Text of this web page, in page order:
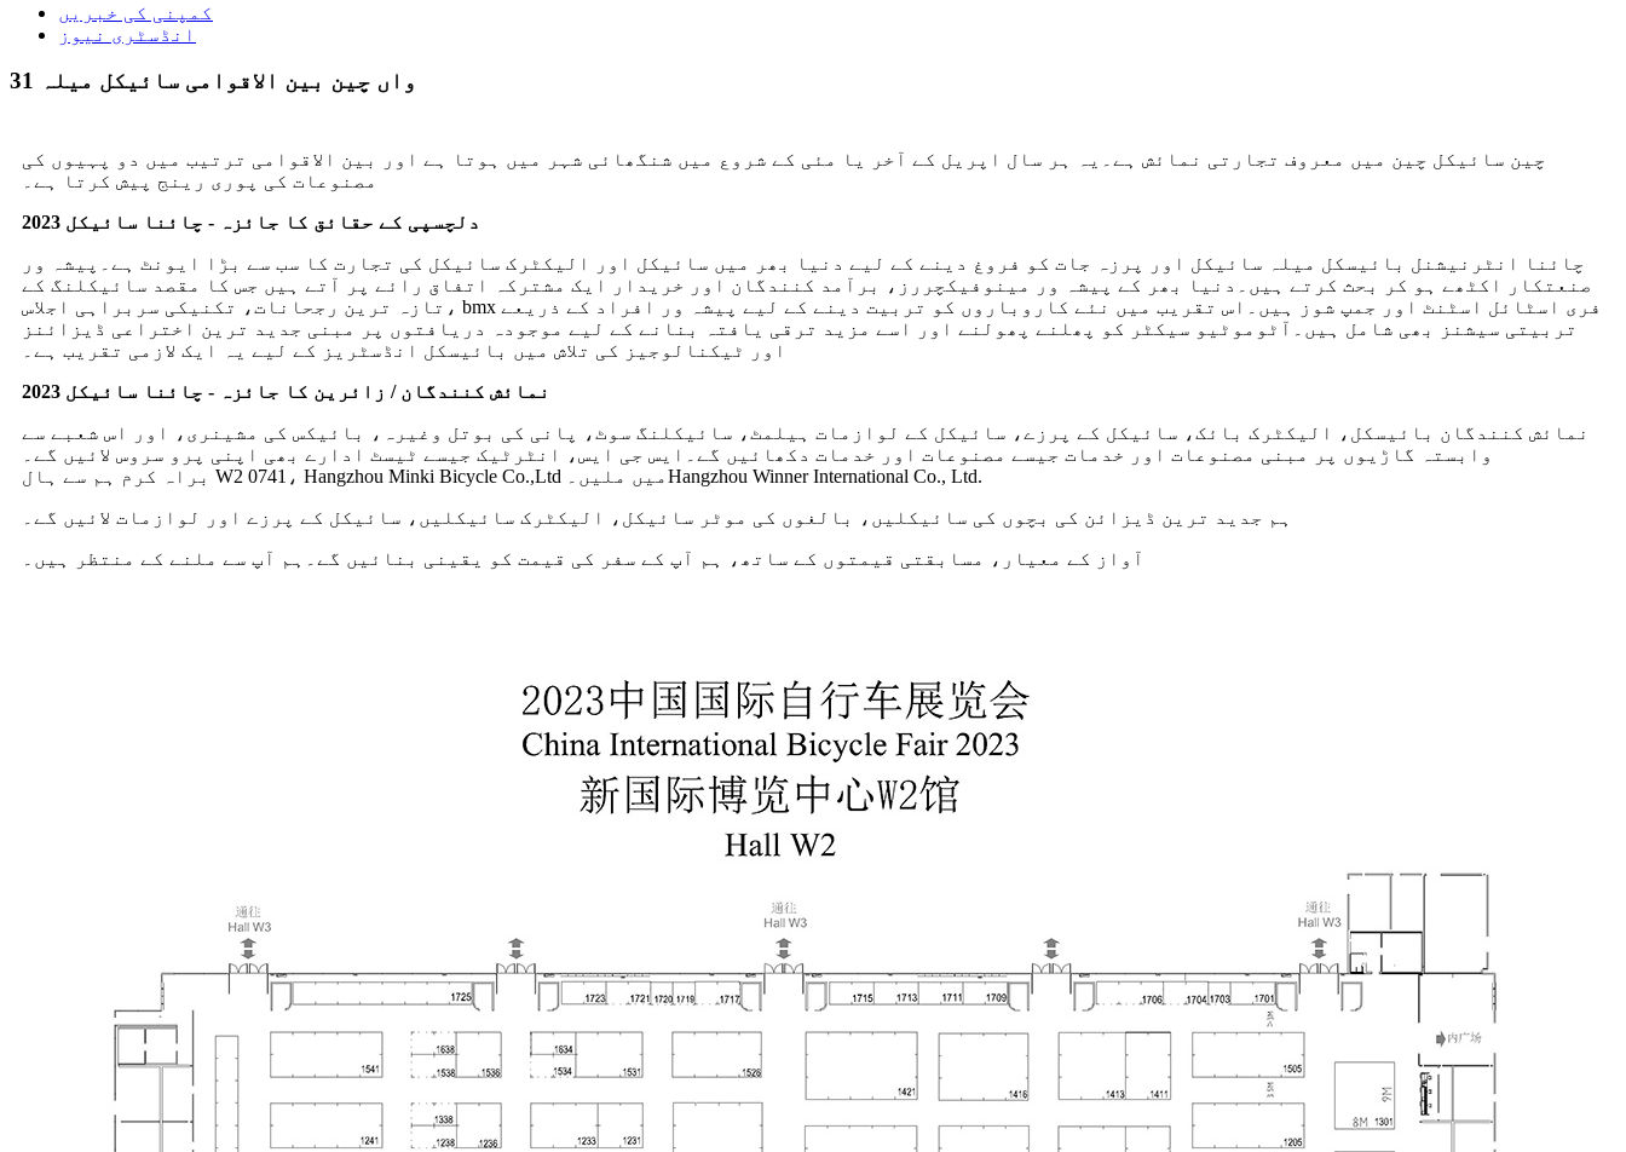
کمپنی کی خبریں
انڈسٹری نیوز
31 واں چین بین الاقوامی سائیکل میلہ
چین سائیکل چین میں معروف تجارتی نمائش ہے۔یہ ہر سال اپریل کے آخر یا مئی کے شروع میں شنگھائی شہر میں ہوتا ہے اور بین الاقوامی ترتیب میں دو پہیوں کی
مصنوعات کی پوری رینج پیش کرتا ہے۔
دلچسپی کے حقائق کا جائزہ - چائنا سائیکل 2023
چائنا انٹرنیشنل بائیسکل میلہ سائیکل اور پرزہ جات کو فروغ دینے کے لیے دنیا بھر میں سائیکل اور الیکٹرک سائیکل کی تجارت کا سب سے بڑا ایونٹ ہے۔پیشہ ور
صنعتکار اکٹھے ہو کر بحث کرتے ہیں۔دنیا بھر کے پیشہ ور مینوفیکچررز، برآمد کنندگان اور خریدار ایک مشترکہ اتفاق رائے پر آتے ہیں جس کا مقصد سائیکلنگ کے
تازہ ترین رجحانات، تکنیکی سربراہی اجلاس، bmx فری اسٹائل اسٹنٹ اور جمپ شوز ہیں۔اس تقریب میں نئے کاروباروں کو تربیت دینے کے لیے پیشہ ور افراد کے ذریعے
تربیتی سیشنز بھی شامل ہیں۔آٹوموٹیو سیکٹر کو پھلنے پھولنے اور اسے مزید ترقی یافتہ بنانے کے لیے موجودہ دریافتوں پر مبنی جدید ترین اختراعی ڈیزائنز
اور ٹیکنالوجیز کی تلاش میں بائیسکل انڈسٹریز کے لیے یہ ایک لازمی تقریب ہے۔
نمائش کنندگان / زائرین کا جائزہ - چائنا سائیکل 2023
نمائش کنندگان بائیسکل، الیکٹرک بائک، سائیکل کے پرزے، سائیکل کے لوازمات ہیلمٹ، سائیکلنگ سوٹ، پانی کی بوتل وغیرہ، بائیکس کی مشینری، اور اس شعبے سے
وابستہ گاڑیوں پر مبنی مصنوعات اور خدمات جیسے مصنوعات اور خدمات دکھائیں گے۔ایس جی ایس، انٹرٹیک جیسے ٹیسٹ ادارے بھی اپنی پرو سروس لائیں گے۔
براہ کرم ہم سے ہال W2 0741، Hangzhou Minki Bicycle Co.,Ltd میں ملیں۔Hangzhou Winner International Co., Ltd.
ہم جدید ترین ڈیزائن کی بچوں کی سائیکلیں، بالغوں کی موٹر سائیکل، الیکٹرک سائیکلیں، سائیکل کے پرزے اور لوازمات لائیں گے۔
آواز کے معیار، مسابقتی قیمتوں کے ساتھ، ہم آپ کے سفر کی قیمت کو یقینی بنائیں گے۔ہم آپ سے ملنے کے منتظر ہیں۔